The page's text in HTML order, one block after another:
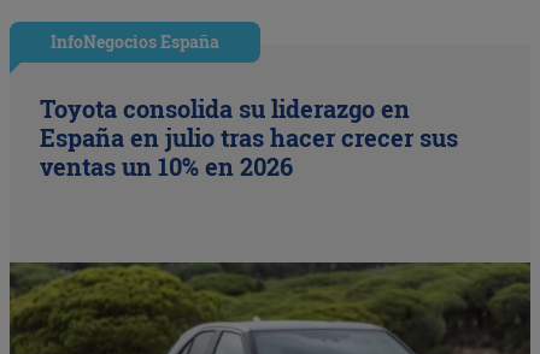
InfoNegocios España
Toyota consolida su liderazgo en
España en julio tras hacer crecer sus
ventas un 10% en 2026